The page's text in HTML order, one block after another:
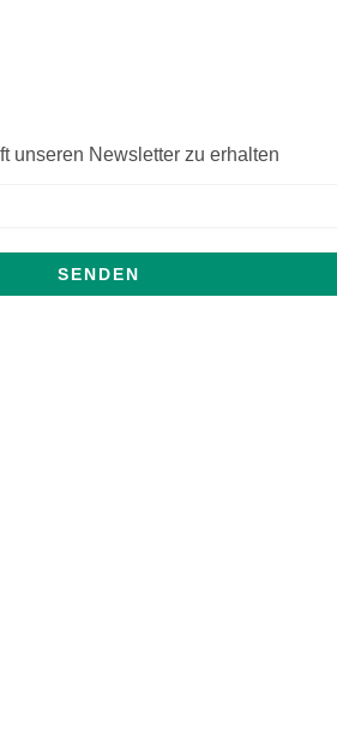
unseren Newsletter zu erhalten